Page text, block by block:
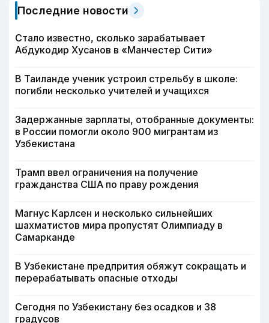
Последние новости
Стало известно, сколько зарабатывает
Абдукодир Хусанов в «Манчестер Сити»
В Таиланде ученик устроил стрельбу в школе:
погибли несколько учителей и учащихся
Задержанные зарплаты, отобранные документы:
в России помогли около 900 мигрантам из
Узбекистана
Трамп ввел ограничения на получение
гражданства США по праву рождения
Магнус Карлсен и несколько сильнейших
шахматистов мира пропустят Олимпиаду в
Самарканде
В Узбекистане предпрития обяжут сокращать и
перерабатывать опасные отходы
Сегодня по Узбекистану без осадков и 38
градусов